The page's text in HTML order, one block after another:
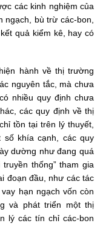
các kinh nghiệm của
bù trừ các-bon,
quả kiểm kê, hay có
hành về thị trường
nguyên tắc, mà chưa
nhiều quy định chưa
các quy định về thị
tồn tại trên lý thuyết,
khía cạnh, các quy
dường như đang quá
thống” tham gia
đoạn đầu, như các tác
hạn ngạch vốn còn
và phát triển một thị
lý các tín chỉ các-bon